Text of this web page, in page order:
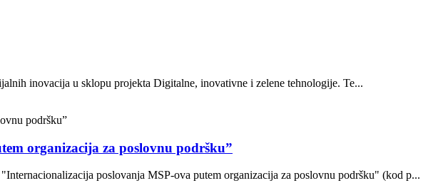
inovacija u sklopu projekta Digitalne, inovativne i zelene tehnologije. Te...
organizacija za poslovnu podršku”
poslovanja MSP-ova putem organizacija za poslovnu podršku" (kod p...